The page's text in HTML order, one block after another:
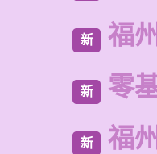
新 福
新 零
新 福